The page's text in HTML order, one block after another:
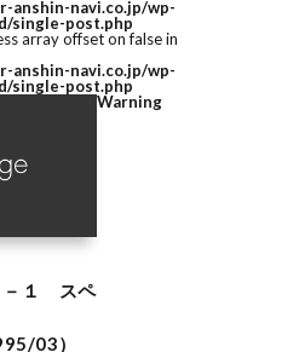
anshin-navi.co.jp/wp-
single-post.php
array offset on false in
anshin-navi.co.jp/wp-
single-post.php
－１ スペ
03）
Warning